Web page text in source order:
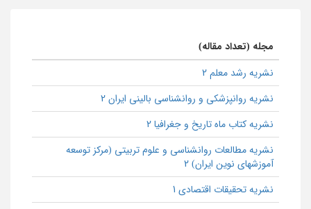
مجله (تعداد مقاله)
نشریه رشد معلم 2
نشریه روانپزشکی و روانشناسی بالینی ایران 2
نشریه کتاب ماه تاریخ و جغرافیا 2
نشریه مطالعات روانشناسی و علوم تربیتی (مرکز توسعه
آموزشهای نوین ایران) 2
نشریه تحقیقات اقتصادی 1